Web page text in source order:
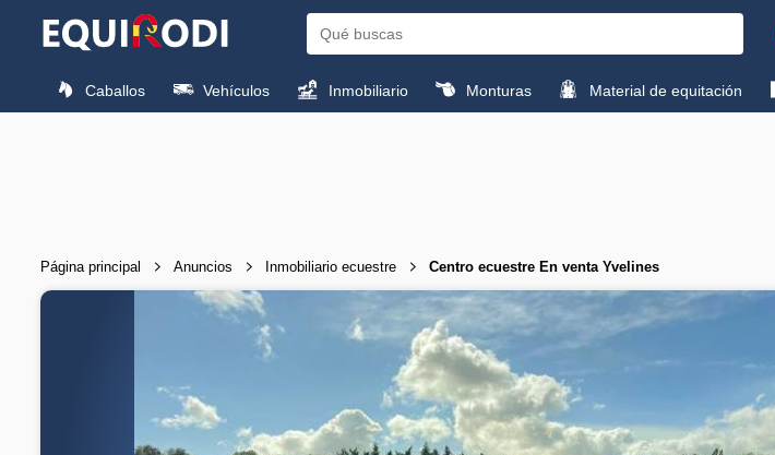
Caballos Vehículos Inmobiliario Monturas Material de equitación
Página principal Anuncios Inmobiliario ecuestre Centro ecuestre En venta Yvelines